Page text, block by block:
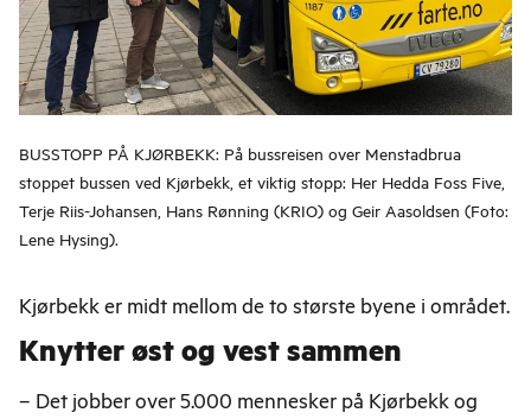
BUSSTOPP PÅ KJØRBEKK: På bussreisen over Menstadbrua
stoppet bussen ved Kjørbekk, et viktig stopp: Her Hedda Foss Five,
Terje Riis-Johansen, Hans Rønning (KRIO) og Geir Aasoldsen (Foto:
Lene Hysing).
Kjørbekk er midt mellom de to største byene i området.
Knytter øst og vest sammen
– Det jobber over 5.000 mennesker på Kjørbekk og